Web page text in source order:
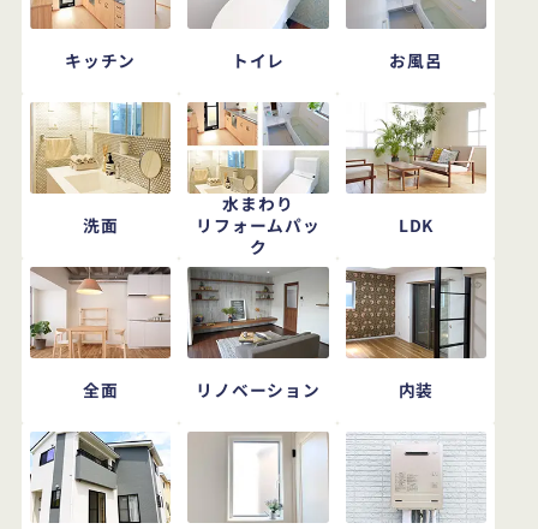
キッチン トイレ お風呂
洗面
水まわり
リフォームパッ
ク
LDK
全面 リノベーション 内装